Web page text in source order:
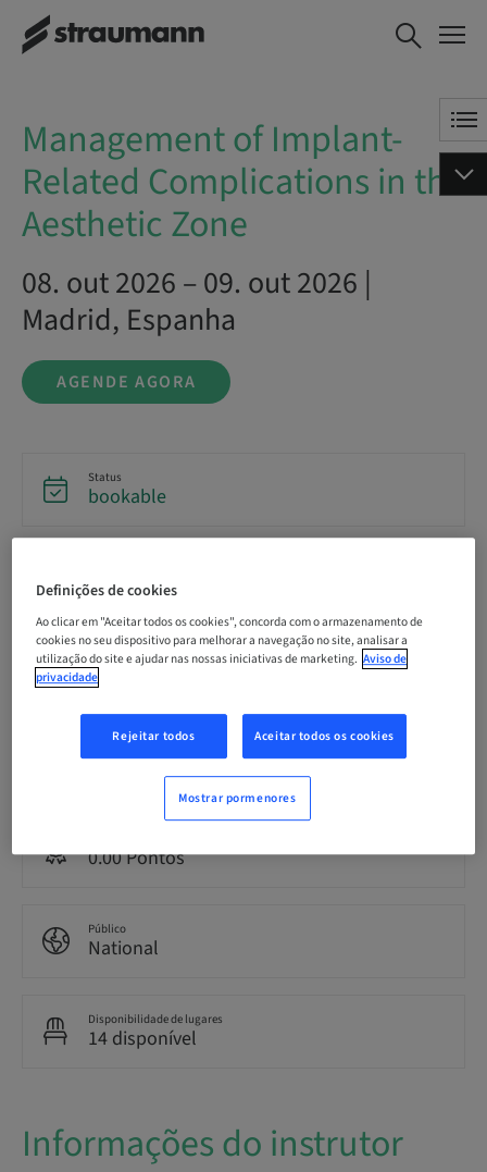
Management of Implant-
Related Complications in
AGENDE AGORA
Management of Implant-
Related Complications in the
Aesthetic Zone
08. out 2026 – 09. out 2026 |
Madrid, Espanha
AGENDE AGORA
Status
bookable
09. out 2026 (UTC+1)
Preço por participante (impostos locais aplicáveis)
EUR 2200.00
English
0.00 Pontos
Público
National
Disponibilidade de lugares
14 disponível
Informações do instrutor
Definições de cookies
Ao clicar em "Aceitar todos os cookies", concorda com o armazenamento de
cookies no seu dispositivo para melhorar a navegação no site, analisar a
utilização do site e ajudar nas nossas iniciativas de marketing. Aviso de
privacidade
Rejeitar todos Aceitar todos os cookies
Mostrar pormenores